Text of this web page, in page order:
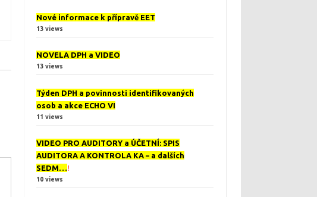
Nové informace k přípravě EET
13 views
NOVELA DPH a VIDEO
13 views
Týden DPH a povinnosti identifikovaných
osob a akce ECHO VI
11 views
VIDEO PRO AUDITORY a ÚČETNÍ: SPIS
AUDITORA A KONTROLA KA – a dalších
SEDM…!
10 views